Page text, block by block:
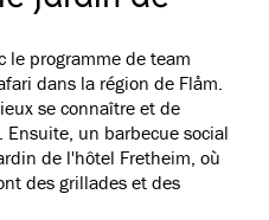
le programme de team
dans la région de Flåm.
se connaître et de
un barbecue social
de l'hôtel Fretheim, où
des grillades et des